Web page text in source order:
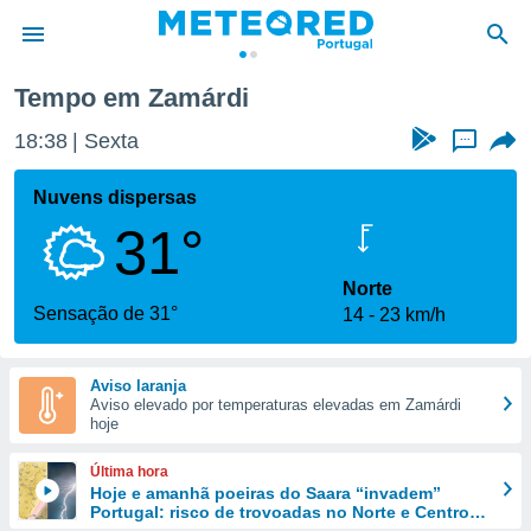
da
foi
fornecidas
a este
das
e
forma
digital
Tempo em Zamárdi
18:38 Sexta ...
Nuvens dispersas
31°
Sensação de 31°
Norte
14
23 km/h
Aviso laranja
Aviso elevado por temperaturas elevadas em Zamárdi
hoje
Última hora
Hoje e amanhã poeiras do Saara “invadem”
Portugal: risco de trovoadas no Norte e Centro